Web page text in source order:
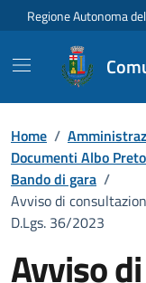
Vai ai contenuti
Vai al Footer
Regione Autonoma
Home /
Documenti Albo
Bando di gara /
Avviso di
D.Lgs. 36/2023
Avviso